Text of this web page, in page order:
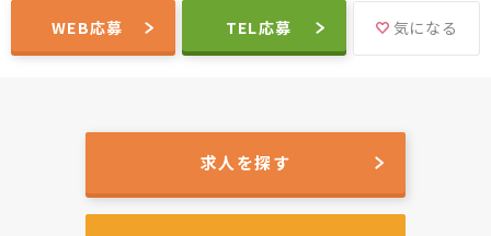
WEB応募 TEL応募 気になる
求人を探す